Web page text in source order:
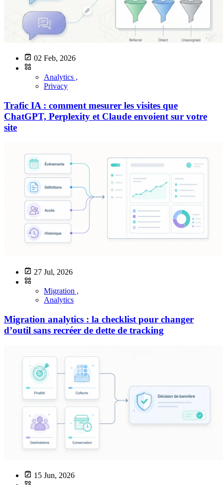
02 Feb, 2026
Analytics ,
Privacy
Trafic IA : comment mesurer les visites que
ChatGPT, Perplexity et Claude envoient sur votre
site
27 Jul, 2026
Migration ,
Analytics
Migration analytics : la checklist pour changer
d’outil sans recréer de dette de tracking
15 Jun, 2026